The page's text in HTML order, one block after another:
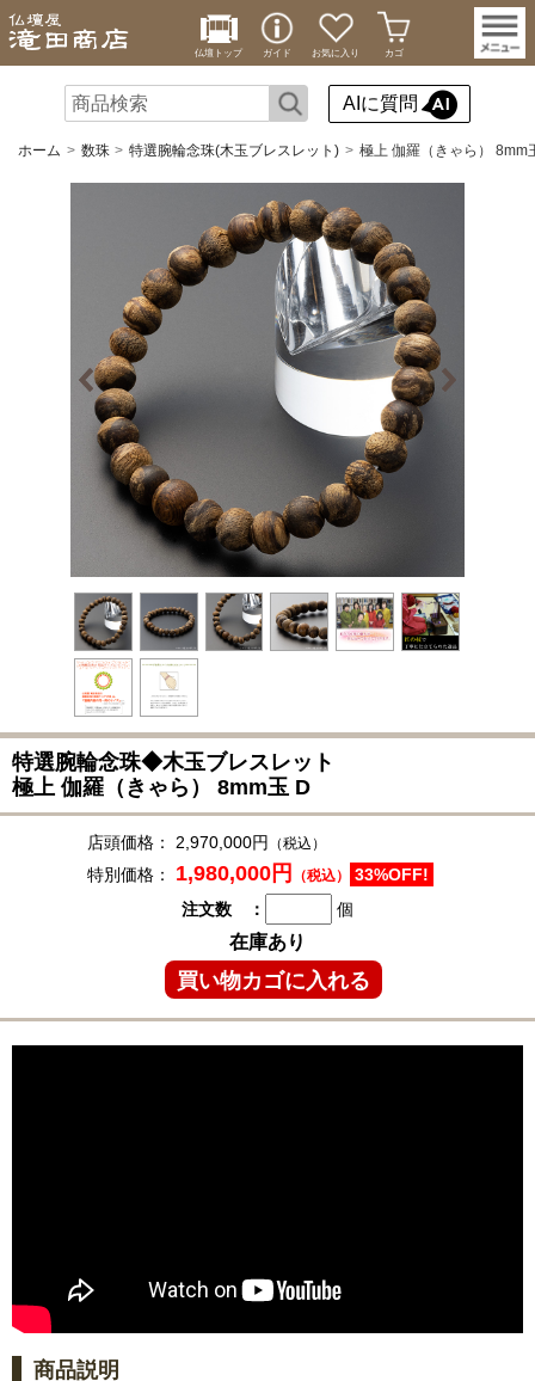
仏壇トップ ガイド お気に入り カゴ
AIに質問
ホーム 数珠 特選腕輪念珠(木玉ブレスレット) 極上 伽羅（きゃら） 8mm
特選腕輪念珠◆木玉ブレスレット
極上 伽羅（きゃら） 8mm玉 D
店頭価格： 2,970,000円 （税込）
特別価格： 1,980,000円 （税込）
33%OFF!
注文数 ：
個
在庫あり
商品説明